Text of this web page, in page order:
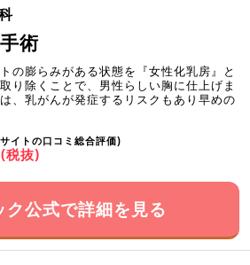
術
の膨らみがある状態を『女性化乳房』と
り除くことで、男性らしい胸に仕上げま
、乳がんが発症するリスクもあり早めの
イトの口コミ総合評価)
抜)
ク公式で詳細を見る